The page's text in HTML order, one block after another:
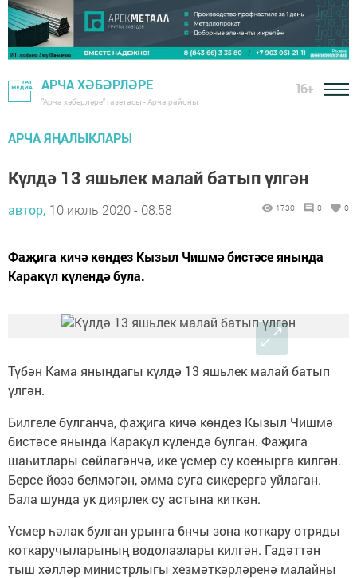
АРЧА ХӘБӘРЛӘРЕ
"Арча хәбәрләре" газетасы - Арча районы
16+
АРЧА ЯҢАЛЫКЛАРЫ
Күлдә 13 яшьлек малай батып үлгән
автор, 10 июль 2020 - 08:58 1730 0 0
Фаҗига кичә көндез Кызыл Чишмә бистәсе янында
Каракүл күлендә була.
Түбән Кама янындагы күлдә 13 яшьлек малай батып
үлгән.
Билгеле булганча, фаҗига кичә көндез Кызыл Чишмә
бистәсе янында Каракүл күлендә булган. Фаҗига
шаһитлары сөйләгәнчә, ике үсмер су коенырга килгән.
Берсе йөзә белмәгән, әмма суга сикерергә уйлаган.
Бала шунда ук диярлек су астына киткән.
Үсмер һәлак булган урынга 6нчы зона коткару отряды
коткаручыларының водолазлары килгән. Гадәттән
тыш хәлләр министрлыгы хезмәткәрләренә малайны